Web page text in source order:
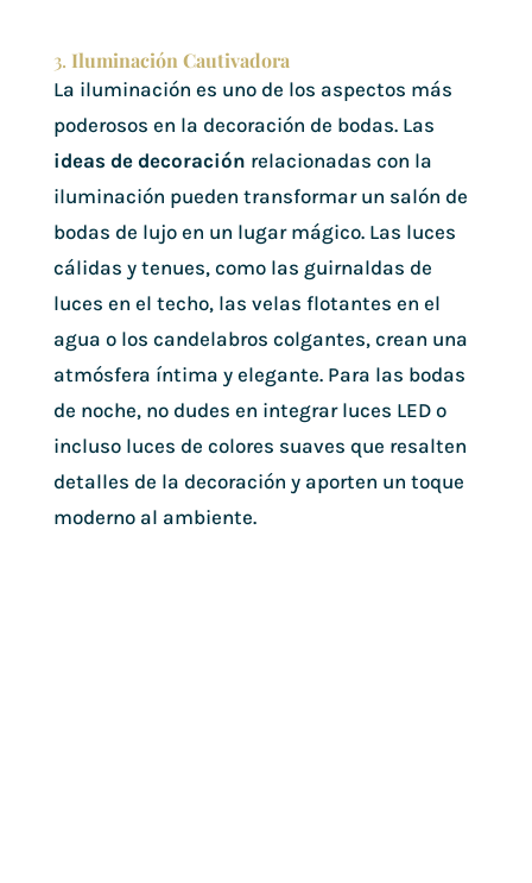
3. Iluminación Cautivadora
La iluminación es uno de los aspectos más
poderosos en la decoración de bodas. Las
ideas de decoración relacionadas con la
iluminación pueden transformar un salón de
bodas de lujo en un lugar mágico. Las luces
cálidas y tenues, como las guirnaldas de
luces en el techo, las velas flotantes en el
agua o los candelabros colgantes, crean una
atmósfera íntima y elegante. Para las bodas
de noche, no dudes en integrar luces LED o
incluso luces de colores suaves que resalten
detalles de la decoración y aporten un toque
moderno al ambiente.